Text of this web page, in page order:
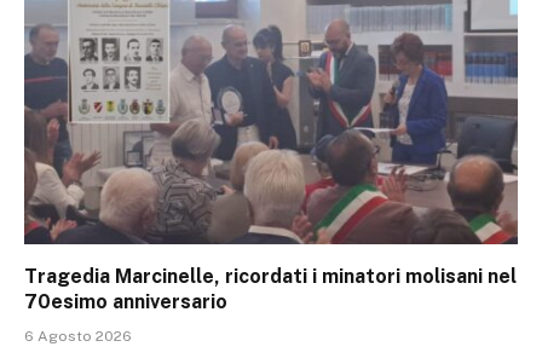
Tragedia Marcinelle, ricordati i minatori molisani nel
70esimo anniversario
6 Agosto 2026